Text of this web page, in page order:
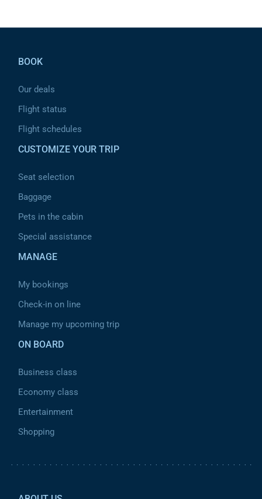
BOOK
Our deals
Flight status
Flight schedules
CUSTOMIZE YOUR TRIP
Seat selection
Baggage
Pets in the cabin
Special assistance
MANAGE
My bookings
Check-in on line
Manage my upcoming trip
ON BOARD
Business class
Economy class
Entertainment
Shopping